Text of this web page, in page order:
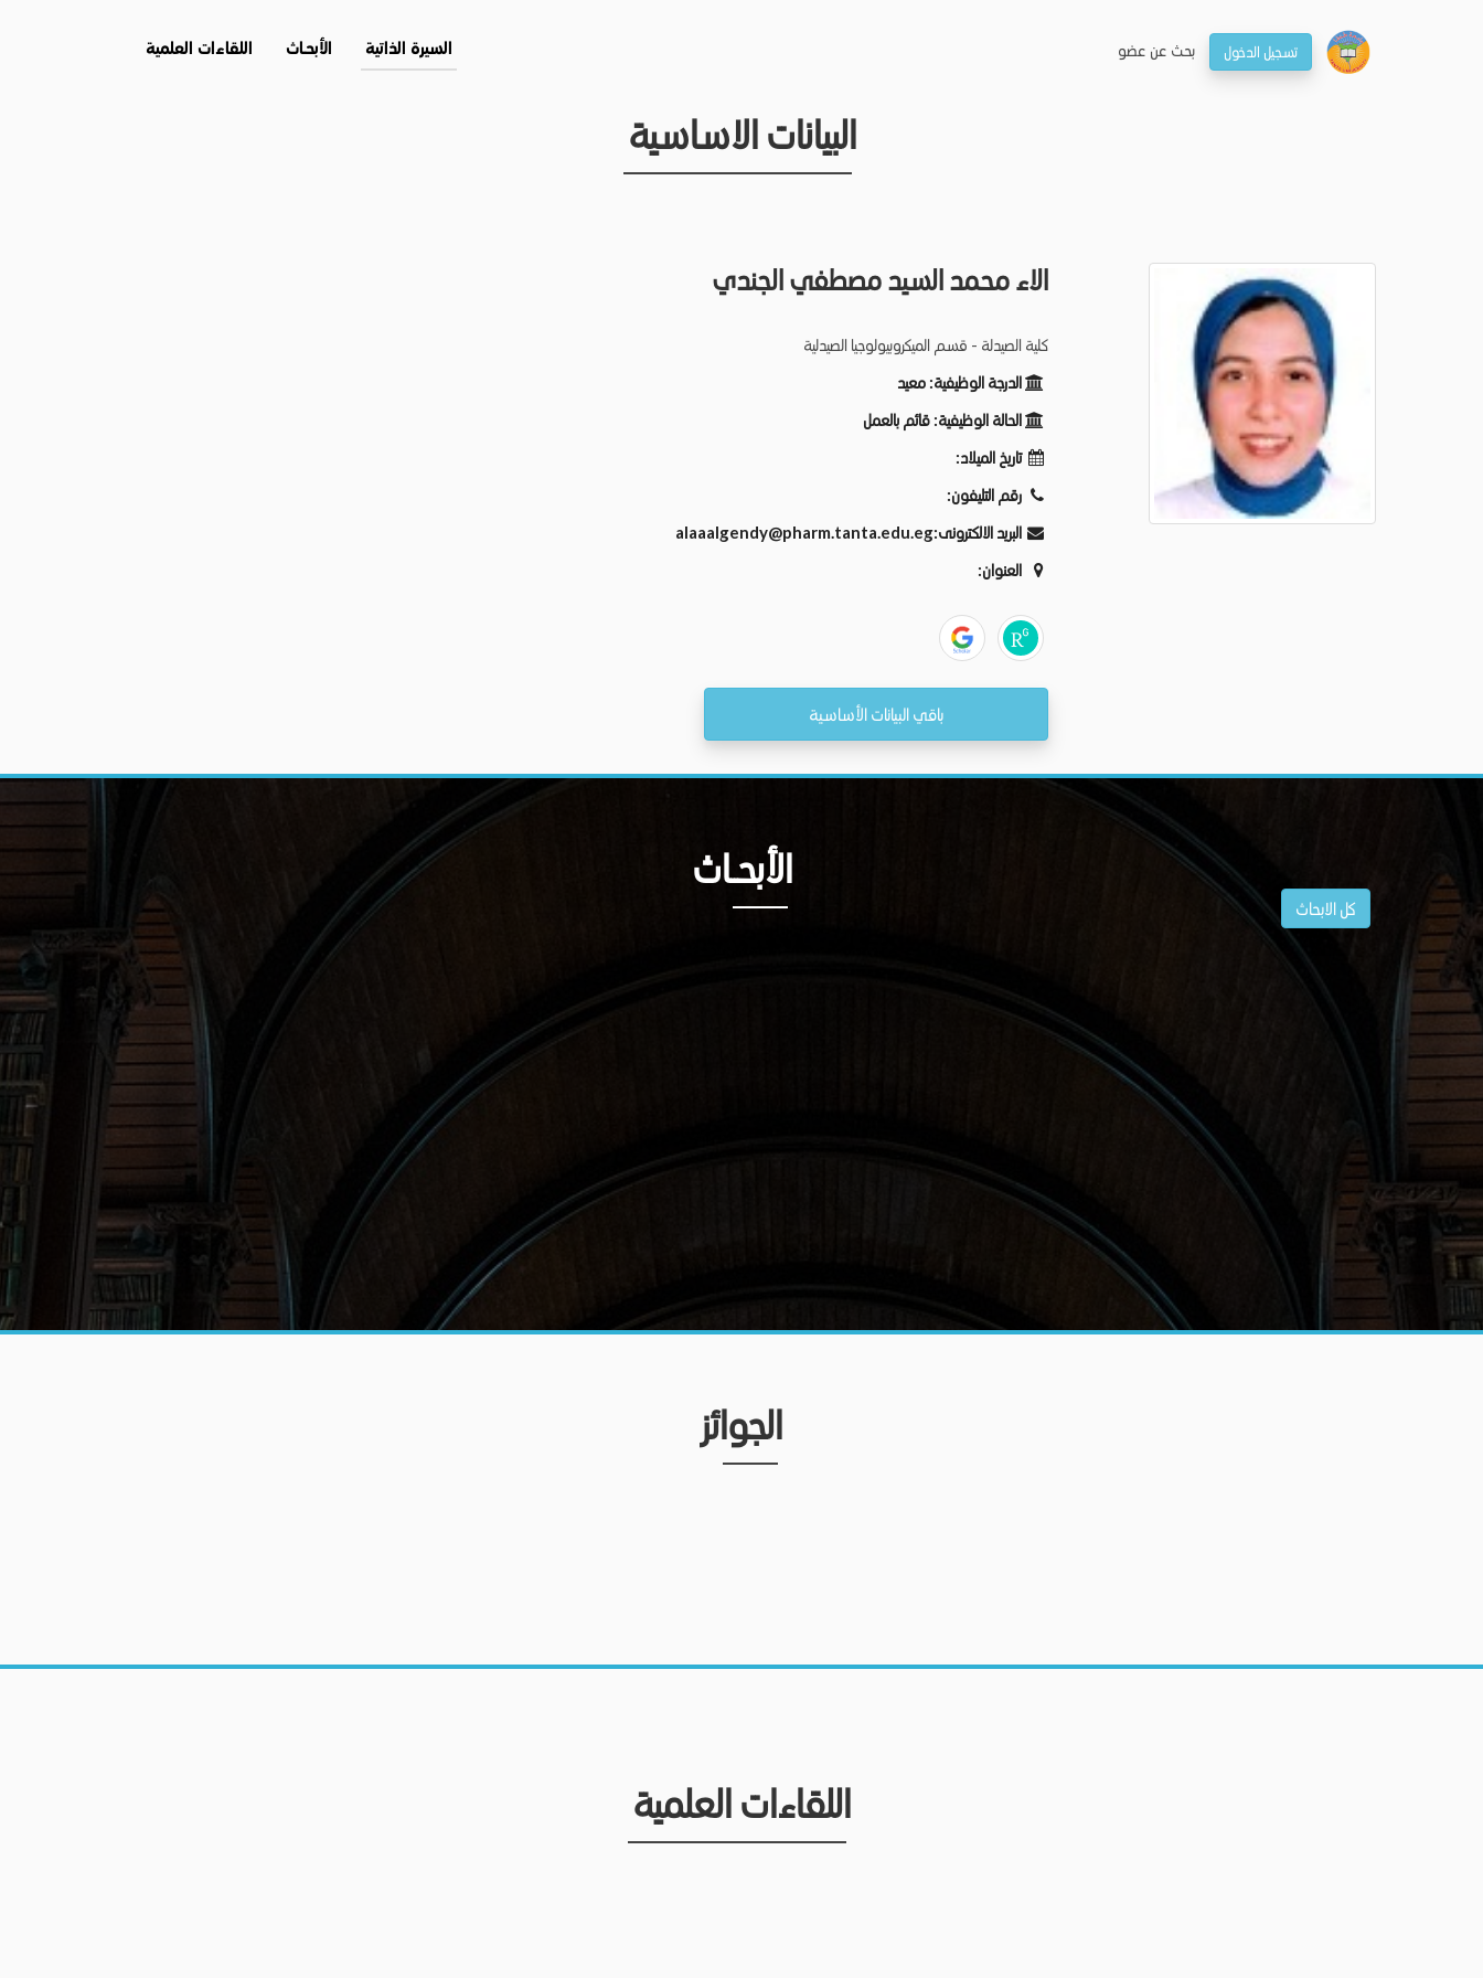
تسجيل الدخول بحـث عن عضو السيرة الذاتية الأبحــاث اللقاءات العلمية
البيانات الاساسية
الاء محمد السيد مصطفي الجندي
كلية الصيدلة - قسم الميكروبيولوجيا الصيدلية
الدرجة الوظيفية:معيد
الحالة الوظيفية:قائم بالعمل
تاريخ الميلاد:
رقم التليفون:
البريد الالكترونى:alaaalgendy@pharm.tanta.edu.eg
العنوان:
باقي البيانات الأساسية
الأبحــاث
كل الابحاث
الجوائز
اللقاءات العلمية